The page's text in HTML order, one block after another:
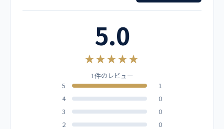
カゼン（旧アプロン）
112
120
110 130
110 140
5.0
★★★★★
1件のレビュー
5
1
4
0
3
0
2
0